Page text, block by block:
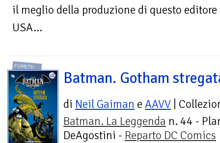
il meglio della produzione di questo
USA...
FUMETTI
Batman. Gotham
di Neil Gaiman e AAVV |
Batman. La Leggenda n. 44 -
DeAgostini - Reparto DC Comics